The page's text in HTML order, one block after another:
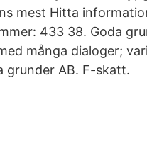
mest Hitta
433 38. Goda
många dialoger;
grunder AB. F-skatt.